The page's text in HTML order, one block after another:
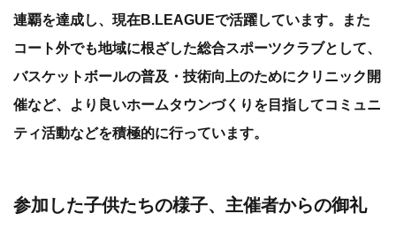
連覇を達成し、現在B.LEAGUEで活躍しています。また
コート外でも地域に根ざした総合スポーツクラブとして、
バスケットボールの普及・技術向上のためにクリニック開
催など、より良いホームタウンづくりを目指してコミュニ
ティ活動などを積極的に行っています。
参加した子供たちの様子、主催者からの御礼